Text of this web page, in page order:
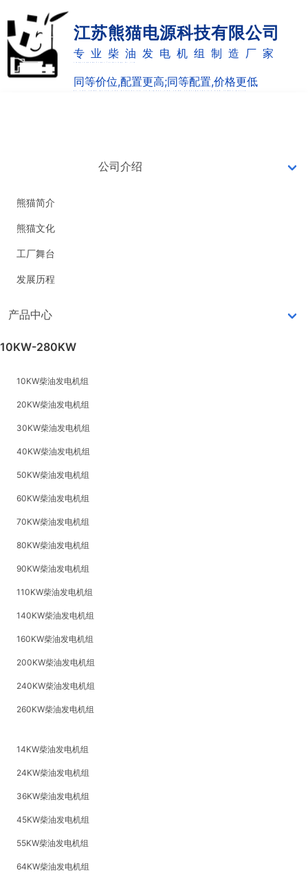
江苏熊猫电源科技有限公司
专业柴油发电机组制造厂家
同等价位,配置更高;同等配置,价格更低
公司介绍
熊猫简介
熊猫文化
工厂舞台
发展历程
产品中心
10KW-280KW
10KW柴油发电机组
20KW柴油发电机组
30KW柴油发电机组
40KW柴油发电机组
50KW柴油发电机组
60KW柴油发电机组
70KW柴油发电机组
80KW柴油发电机组
90KW柴油发电机组
110KW柴油发电机组
140KW柴油发电机组
160KW柴油发电机组
200KW柴油发电机组
240KW柴油发电机组
260KW柴油发电机组
14KW柴油发电机组
24KW柴油发电机组
36KW柴油发电机组
45KW柴油发电机组
55KW柴油发电机组
64KW柴油发电机组